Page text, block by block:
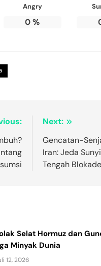
Angry
0%
Next:
Gencatan-
Iran: Jeda
Tengah Blokade
Selat Hormuz dan
Minyak Dunia
12, 2026